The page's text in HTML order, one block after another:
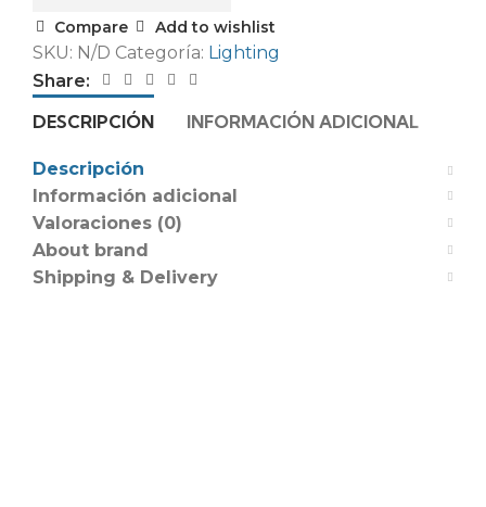
Compare Add to wishlist
SKU: N/D Categoría: Lighting
Share:
DESCRIPCIÓN INFORMACIÓN ADICIONAL
Descripción
Información adicional
Valoraciones (0)
About brand
Shipping & Delivery